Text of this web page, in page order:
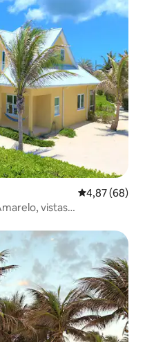
4,87 de uma
4,87 (68)
vistas